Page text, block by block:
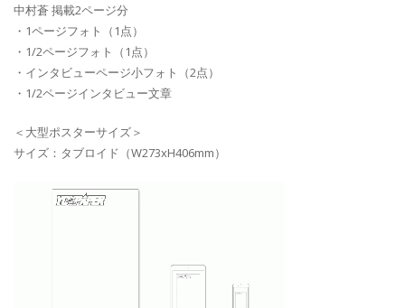
中村蒼 掲載2ページ分
・1ページフォト（1点）
・1/2ページフォト（1点）
・インタビューページ小フォト（2点）
・1/2ページインタビュー文章
＜大型ポスターサイズ＞
サイズ：タブロイド（W273xH406mm）